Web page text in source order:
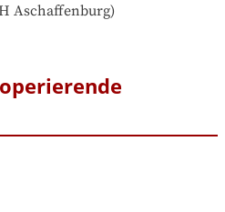
Aschaffenburg)